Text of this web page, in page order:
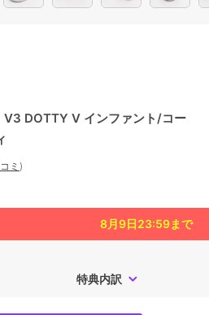
DOTTY V インファント/コー
ミ )
8月9日23:59まで
特典内訳